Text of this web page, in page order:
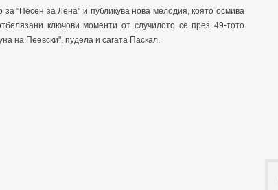
"Песен за Лена" и публикува нова мелодия, която осмива
ключови моменти от случилото се през 49-тото
на Пеевски", пудела и сагата Паскал.